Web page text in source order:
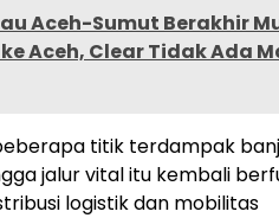
Aceh-Sumut Berakhir
Aceh, Clear Tidak Ada
titik terdampak
jalur vital itu kembali
logistik dan mobilitas